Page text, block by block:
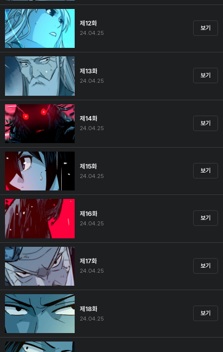
제12화
24.04.25
보기
제13화
24.04.25
보기
제14화
24.04.25
보기
제15화
24.04.25
보기
제16화
24.04.25
보기
제17화
24.04.25
보기
제18화
24.04.25
보기